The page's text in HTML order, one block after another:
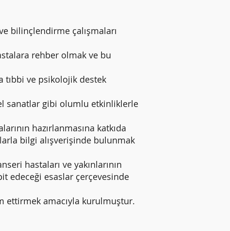
çalışmaları
rehber olmak ve bu
ve psikolojik destek
sanatlar gibi olumlu etkinliklerle
hazırlanmasına katkıda
bilgi alışverişinde bulunmak
hastaları ve yakınlarının
edeceği esaslar çerçevesinde
amacıyla kurulmuştur.